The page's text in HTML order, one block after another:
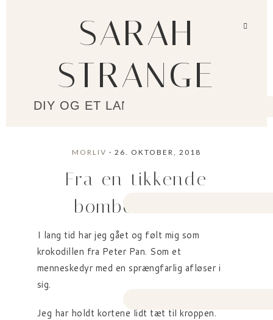
SARAH
STRANGE
DIY OG ET LANGSOMMERE LIV?
MORLIV · 26. OKTOBER, 2018
Fra en tikkende
bombe til en..
I lang tid har jeg gået og følt mig som
krokodillen fra Peter Pan. Som et
menneskedyr med en sprængfarlig afløser i
sig.
Jeg har holdt kortene lidt tæt til kroppen.